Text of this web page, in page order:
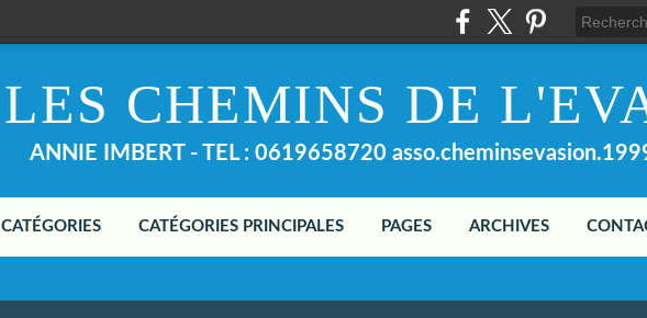
LES CHEMINS DE
ANNIE IMBERT - TEL : 0619658720
CATÉGORIES CATÉGORIES PRINCIPALES PAGES ARCHIVES